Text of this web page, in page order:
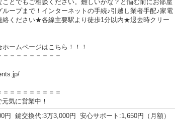
とでもご相談ください。難しいかな？と悩む前にお部屋
ープまで！インターネットの手続♪引越し業者手配♪家電
絡ください★各線主要駅より徒歩1分以内★退去時クリー
ームページはこちら！！！
＝＝＝＝＝＝＝＝
＝＝＝＝＝＝＝＝
気に営業中！
円 鍵交換代:3万3,000円 安心サポート:1,650円（月額）